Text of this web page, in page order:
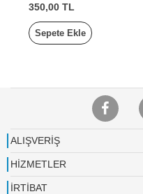
350,00 TL
Sepete Ekle
ALIŞVERİŞ
HİZMETLER
İRTİBAT